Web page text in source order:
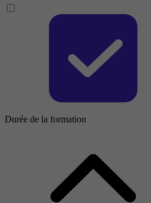
Durée de la formation